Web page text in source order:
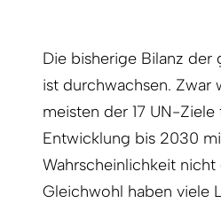
Die bisherige Bilanz der
ist durchwachsen. Zwar
meisten der 17 UN-
Entwicklung bis 2030
Wahrscheinlichkeit
Gleichwohl haben viele